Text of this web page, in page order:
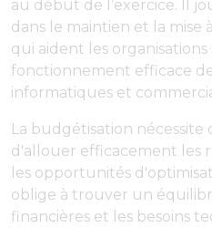
au début de l’exercice. Il
dans le maintien et la mise
qui aident les organisations
fonctionnement efficace
informatiques et
La budgétisation nécessite
d'allouer efficacement les
les opportunités
oblige à trouver un
financières et les besoins